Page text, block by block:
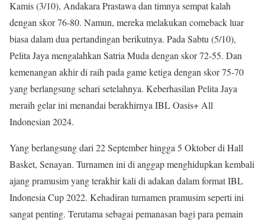
Kamis (3/10), Andakara Prastawa dan timnya sempat kalah
dengan skor 76-80. Namun, mereka melakukan comeback luar
biasa dalam dua pertandingan berikutnya. Pada Sabtu (5/10),
Pelita Jaya mengalahkan Satria Muda dengan skor 72-55. Dan
kemenangan akhir di raih pada game ketiga dengan skor 75-70
yang berlangsung sehari setelahnya. Keberhasilan Pelita Jaya
meraih gelar ini menandai berakhirnya IBL Oasis+ All
Indonesian 2024.
Yang berlangsung dari 22 September hingga 5 Oktober di Hall
Basket, Senayan. Turnamen ini di anggap menghidupkan kembali
ajang pramusim yang terakhir kali di adakan dalam format IBL
Indonesia Cup 2022. Kehadiran turnamen pramusim seperti ini
sangat penting. Terutama sebagai pemanasan bagi para pemain